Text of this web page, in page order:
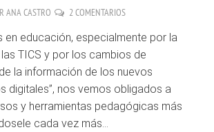
ANA CASTRO 2 COMENTARIOS
en educación, especialmente por la
TICS y por los cambios de
la información de los nuevos
digitales”, nos vemos obligados a
y herramientas pedagógicas más
cada vez más...